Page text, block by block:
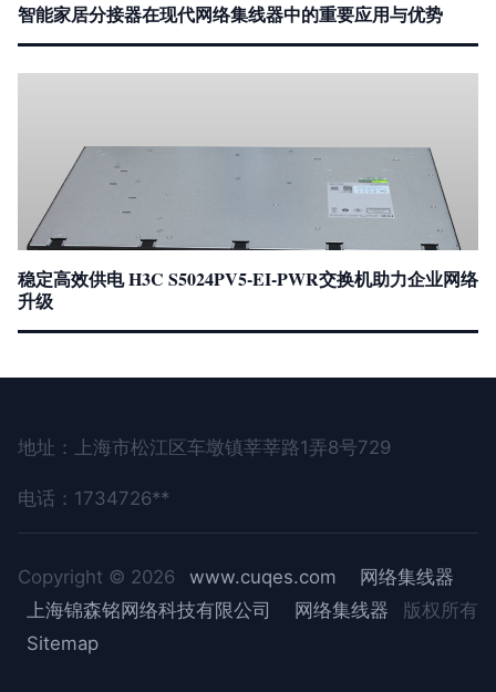
智能家居分接器在现代网络集线器中的重要应用与优势
稳定高效供电 H3C S5024PV5-EI-PWR交换机助力企业网络
升级
地址：上海市松江区车墩镇莘莘路1弄8号729
电话：1734726**
Copyright © 2026 www.cuqes.com
网络集线器
上海锦森铭网络科技有限公司
网络集线器
版权所有
Sitemap